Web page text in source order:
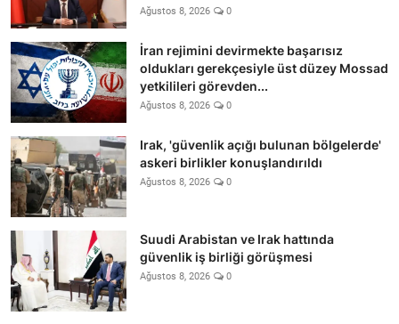
Ağustos 8, 2026 0
İran rejimini devirmekte başarısız
oldukları gerekçesiyle üst düzey Mossad
yetkilileri görevden...
Ağustos 8, 2026 0
Irak, 'güvenlik açığı bulunan bölgelerde'
askeri birlikler konuşlandırıldı
Ağustos 8, 2026 0
Suudi Arabistan ve Irak hattında
güvenlik iş birliği görüşmesi
Ağustos 8, 2026 0